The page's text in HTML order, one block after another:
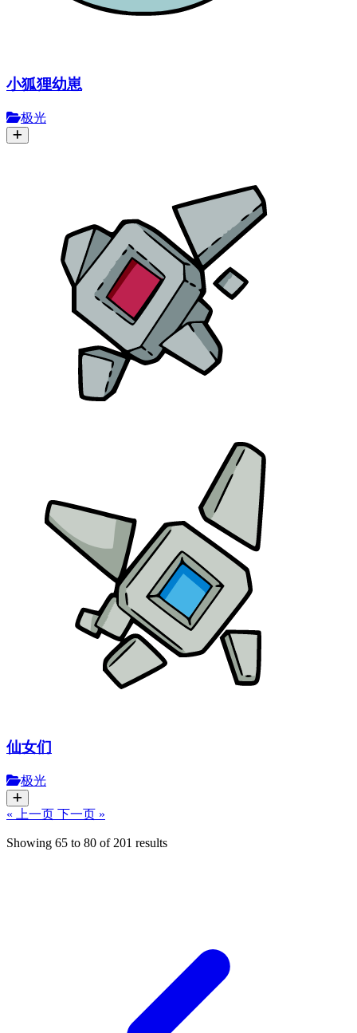
小狐狸幼崽
极光
仙女们
极光
« 上一页 下一页 »
Showing 65 to 80 of 201 results